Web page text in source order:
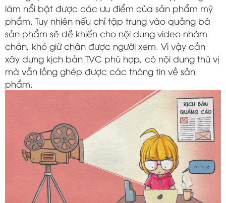
làm nổi bật được các ưu điểm của sản phẩm mỹ
phẩm. Tuy nhiên nếu chỉ tập trung vào quảng bá
sản phẩm sẽ dễ khiến cho nội dung video nhàm
chán, khó giữ chân được người xem. Vì vậy cần
xây dựng kịch bản TVC phù hợp, có nội dung thú vị
mà vẫn lồng ghép được các thông tin về sản
phẩm.